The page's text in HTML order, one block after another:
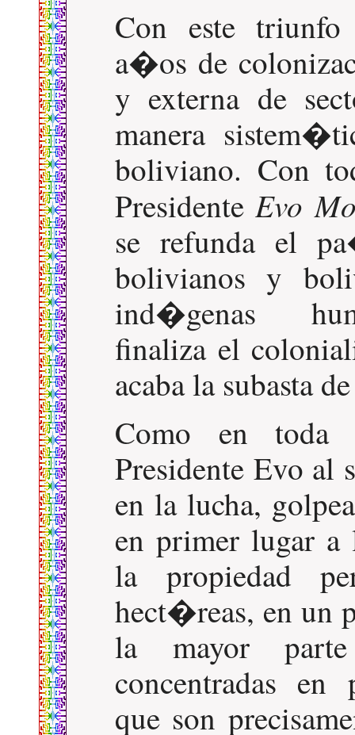
Con este
a�os de
y externa de
manera
boliviano. Con
PresidenteEvo
se refunda el
bolivianos y
ind�genas
finaliza el
acaba la subasta
Como en toda
Presidente Evo al
en la lucha,
en primer lugar a
la propiedad
hect�reas, en un
la mayor
concentradas
que son